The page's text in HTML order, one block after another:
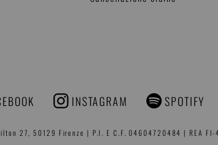
INSTAGRAM
INSTAGRAM SPOTIFY
27, 50129 Firenze | P.I. E C.F. 04604720484 | REA